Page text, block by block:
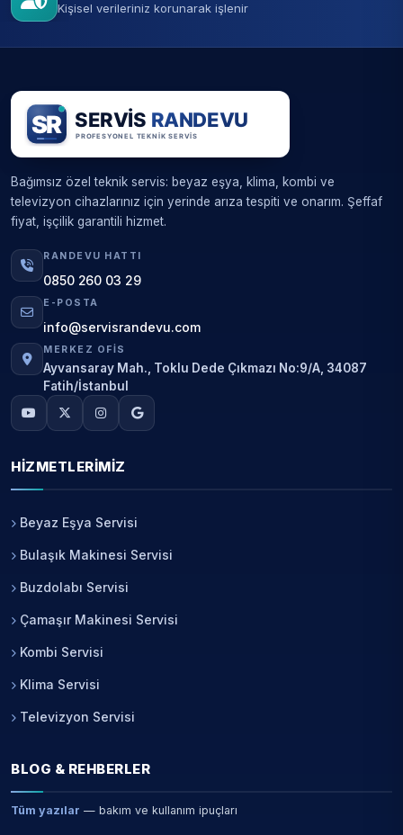
Kişisel verileriniz korunarak işlenir
Bağımsız özel teknik servis: beyaz eşya, klima, kombi ve
televizyon cihazlarınız için yerinde arıza tespiti ve onarım. Şeffaf
fiyat, işçilik garantili hizmet.
RANDEVU HATTI
0850 260 03 29
E-POSTA
info@servisrandevu.com
MERKEZ OFIS
Ayvansaray Mah., Toklu Dede Çıkmazı No:9/A, 34087
Fatih/İstanbul
HIZMETLERIMIZ
Beyaz Eşya Servisi
Bulaşık Makinesi Servisi
Buzdolabı Servisi
Çamaşır Makinesi Servisi
Kombi Servisi
Klima Servisi
Televizyon Servisi
BLOG & REHBERLER
Tüm yazılar — bakım ve kullanım ipuçları